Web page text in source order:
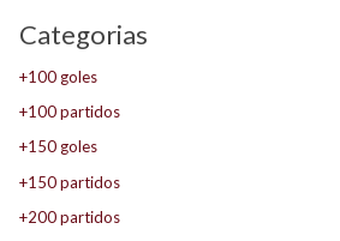
Categorias
+100 goles
+100 partidos
+150 goles
+150 partidos
+200 partidos